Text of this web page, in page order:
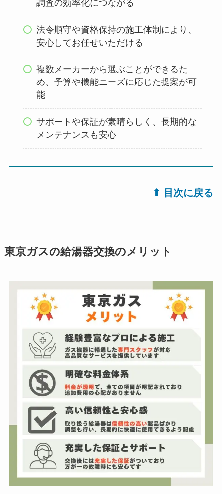
調査の効率化につながる
法令順守や資格保持の施工体制により、
安心してお任せいただける
複数メーカーから選ぶことができるた
め、予算や機能ニーズに応じた提案が可
能
サポートや保証が素晴らしく、長期的な
メンテナンスも安心
⬆︎ 目次に戻る
東京ガスの給湯器交換のメリット